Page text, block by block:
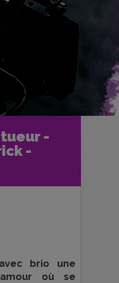
-
-
Ciné-Club
Kubrick -
brio une
où se